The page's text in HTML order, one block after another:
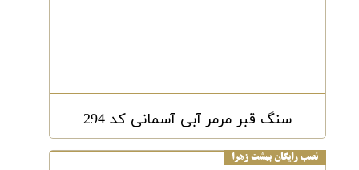
سنگ قبر مرمر آبی آسمانی کد 294
نصب رایگان بهشت زهرا